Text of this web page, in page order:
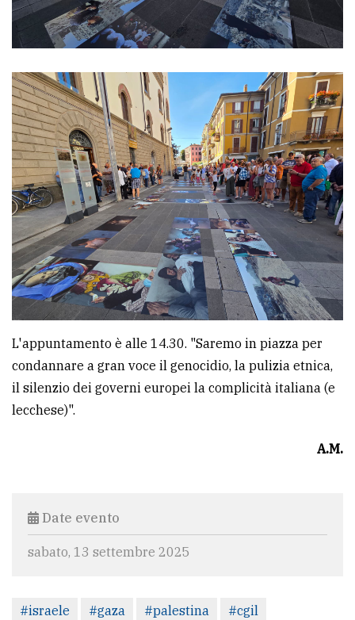
L'appuntamento è alle 14.30. "Saremo in piazza per
condannare a gran voce il genocidio, la pulizia etnica,
il silenzio dei governi europei la complicità italiana (e
lecchese)".
A.M.
Date evento
sabato, 13 settembre 2025
#israele #gaza #palestina
#cgil